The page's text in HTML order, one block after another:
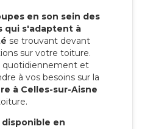
en son sein des
qui s'adaptent à
se trouvant devant
sur votre toiture.
quotidiennement et
à vos besoins sur la
à Celles-sur-Aisne
en